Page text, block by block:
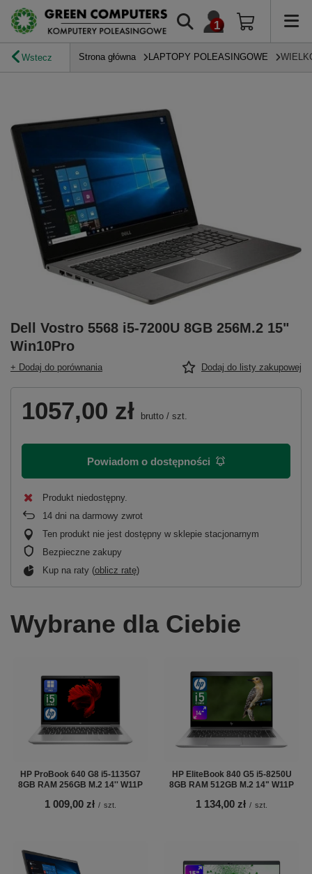
Wstecz Strona główna LAPTOPY POLEASINGOWE
Dell Vostro 5568 i5-7200U 8GB 256M.2 15"
Win10Pro
+ Dodaj do porównania Dodaj do listy zakupowej
1057,00 zł brutto / szt.
Powiadom o dostępności
Produkt niedostępny
14 dni na darmowy zwrot
Ten produkt nie jest dostępny w sklepie stacjonarnym
Bezpieczne zakupy
Kup na raty (oblicz ratę)
Wybrane dla Ciebie
HP ProBook 640 G8 i5-1135G7
8GB RAM 256GB M.2 14'' W11P
1 009,00 zł / szt.
HP EliteBook 840 G5 i5-8250U
8GB RAM 512GB M.2 14" W11P
1 134,00 zł / szt.